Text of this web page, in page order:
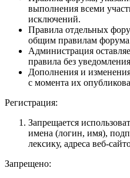
выполнения всеми
исключений.
Правила отдельных
общим правилам
Администрация
правила без
Дополнения и
с момента их
Регистрация:
Запрещается
имена (логин, имя),
лексику, адреса веб-
Запрещено: